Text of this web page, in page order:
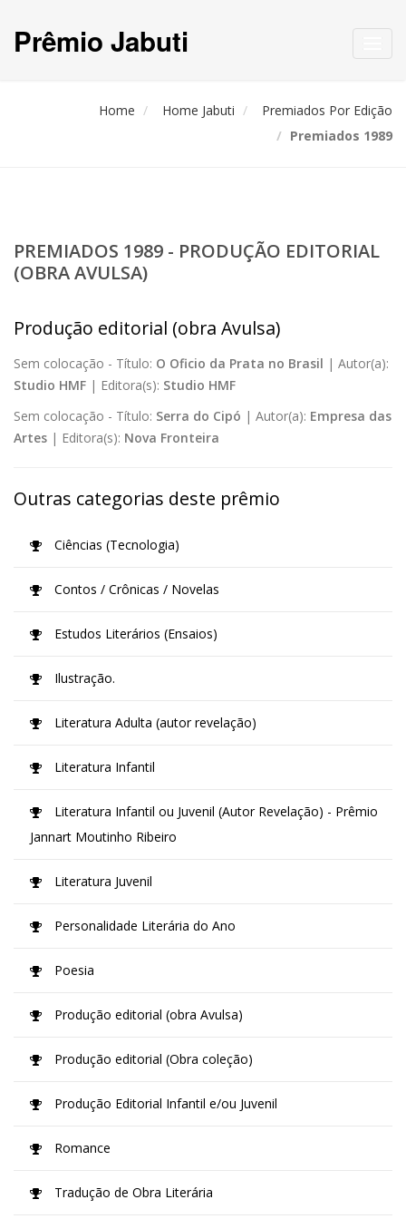
Prêmio Jabuti
Home Home Jabuti
Premiados Por Edição
Premiados 1989
PREMIADOS 1989 - PRODUÇÃO EDITORIAL
(OBRA AVULSA)
Produção editorial (obra Avulsa)
Sem colocação - Título: O Oficio da Prata no Brasil | Autor(a):
Studio HMF | Editora(s): Studio HMF
Sem colocação - Título: Serra do Cipó | Autor(a): Empresa das
Artes | Editora(s): Nova Fronteira
Outras categorias deste prêmio
Ciências (Tecnologia)
Contos / Crônicas / Novelas
Estudos Literários (Ensaios)
Ilustração.
Literatura Adulta (autor revelação)
Literatura Infantil
Literatura Infantil ou Juvenil (Autor Revelação) - Prêmio
Jannart Moutinho Ribeiro
Literatura Juvenil
Personalidade Literária do Ano
Poesia
Produção editorial (obra Avulsa)
Produção editorial (Obra coleção)
Produção Editorial Infantil e/ou Juvenil
Romance
Tradução de Obra Literária